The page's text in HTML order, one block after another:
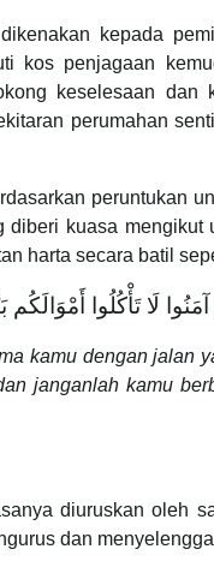
kepada
kos penjagaan
keselesaan dan
perumahan
peruntukan
kuasa mengikut
harta secara batil
آمَنُوا لَا تَأْكُلُوا
kamu dengan jalan
janganlah kamu
diuruskan oleh
dan